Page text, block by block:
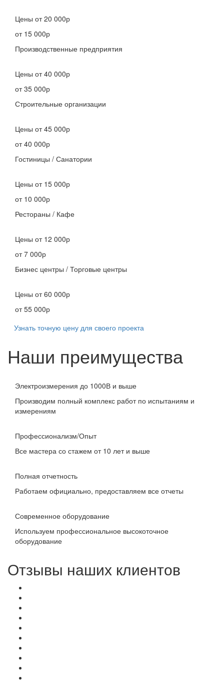
Цены от 20 000р
от 15 000р
Производственные предприятия
Цены от 40 000р
от 35 000р
Строительные организации
Цены от 45 000р
от 40 000р
Гостиницы / Санатории
Цены от 15 000р
от 10 000р
Рестораны / Кафе
Цены от 12 000р
от 7 000р
Бизнес центры / Торговые центры
Цены от 60 000р
от 55 000р
Узнать точную цену для своего проекта
Наши преимущества
Электроизмерения до 1000В и выше
Производим полный комплекс работ по испытаниям и
измерениям
Профессионализм/Опыт
Все мастера со стажем от 10 лет и выше
Полная отчетность
Работаем официально, предоставляем все отчеты
Современное оборудование
Используем профессиональное высокоточное
оборудование
Отзывы наших клиентов